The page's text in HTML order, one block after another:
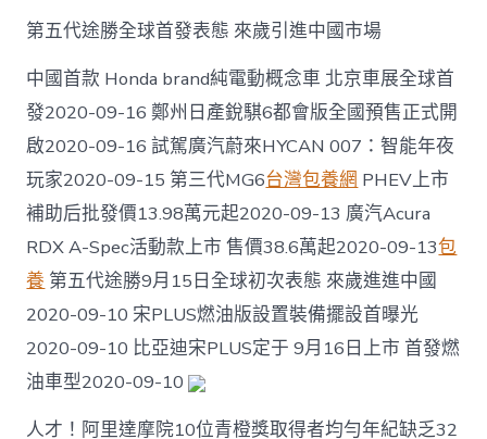
一
包
養
價
錢
富
的
“喜
羊
羊”〉
中
第五代途勝全球首發表態 來歲引進中國市場
中國首款 Honda brand純電動概念車 北京車展全球首
發2020-09-16 鄭州日產銳騏6都會版全國預售正式開
啟2020-09-16 試駕廣汽蔚來HYCAN 007：智能年夜
玩家2020-09-15 第三代MG6台灣包養網 PHEV上市
補助后批發價13.98萬元起2020-09-13 廣汽Acura
RDX A-Spec活動款上市 售價38.6萬起2020-09-13包
養 第五代途勝9月15日全球初次表態 來歲進進中國
2020-09-10 宋PLUS燃油版設置裝備擺設首曝光
2020-09-10 比亞迪宋PLUS定于 9月16日上市 首發燃
油車型2020-09-10
人才！阿里達摩院10位青橙獎取得者均勻年紀缺乏32